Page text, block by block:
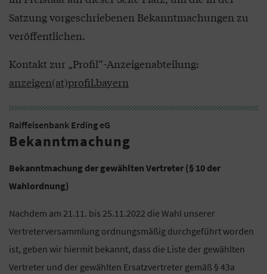
Satzung vorgeschriebenen Bekanntmachungen zu
veröffentlichen.
Kontakt zur „Profil“-Anzeigenabteilung:
anzeigen(at)profil.bayern
Raiffeisenbank Erding eG
Bekanntmachung
Bekanntmachung der gewählten Vertreter (§ 10 der
Wahlordnung)
Nachdem am 21.11. bis 25.11.2022 die Wahl unserer
Vertreterversammlung ordnungsmäßig durchgeführt worden
ist, geben wir hiermit bekannt, dass die Liste der gewählten
Vertreter und der gewählten Ersatzvertreter gemäß § 43a